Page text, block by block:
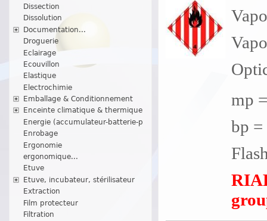
Dissection
Dissolution
Documentation...
Droguerie
Eclairage
Ecouvillon
Elastique
Electrochimie
Emballage & Conditionnement
Enceinte climatique & thermique
Energie (accumulateur-batterie-p
Enrobage
Ergonomie
ergonomique...
Etuve
Etuve, incubateur, stérilisateur
Extraction
Film protecteur
Filtration
mp
bp